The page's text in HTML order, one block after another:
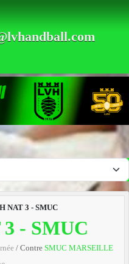
NAT 3 - SMUC
- SMUC
/ Contre SMUC MARSEILLE